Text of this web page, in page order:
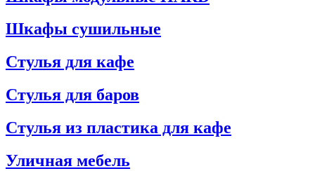
Шкафы сушильные
Стулья для кафе
Стулья для баров
Стулья из пластика для кафе
Уличная мебель